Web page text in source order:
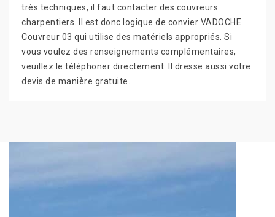
très techniques, il faut contacter des couvreurs
charpentiers. Il est donc logique de convier VADOCHE
Couvreur 03 qui utilise des matériels appropriés. Si
vous voulez des renseignements complémentaires,
veuillez le téléphoner directement. Il dresse aussi votre
devis de manière gratuite.